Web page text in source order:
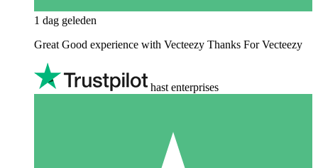
1 dag geleden
Great Good experience with Vecteezy Thanks For Vecteezy
hast enterprises